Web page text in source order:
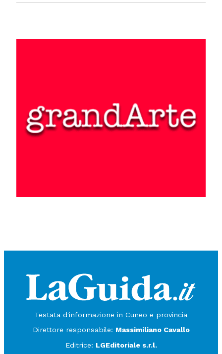
Testata d'informazione in Cuneo e provincia
Direttore responsabile: Massimiliano Cavallo
Editrice: LGEditoriale s.r.l.